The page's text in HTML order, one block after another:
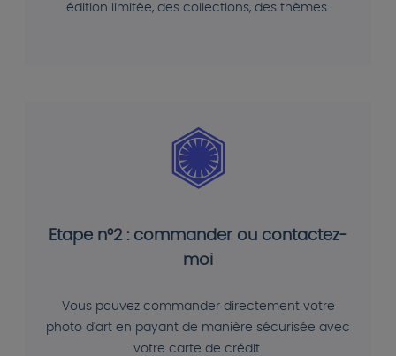
édition limitée, des collections, des thèmes.
Etape n°2 : commander ou contactez-
moi
Vous pouvez commander directement votre
photo d'art en payant de manière sécurisée avec
votre carte de crédit.